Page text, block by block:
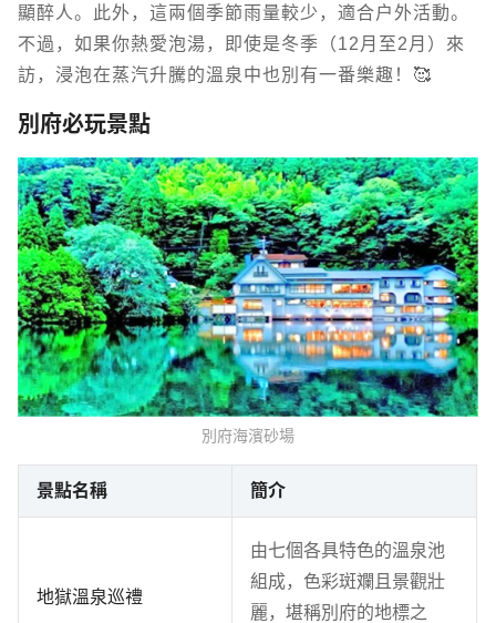
顯醉人。此外，這兩個季節雨量較少，適合戶外活動。
不過，如果你熱愛泡湯，即使是冬季（12月至2月）來
訪，浸泡在蒸汽升騰的溫泉中也別有一番樂趣！🥰
別府必玩景點
別府海濱砂場
景點名稱 簡介
地獄溫泉巡禮
由七個各具特色的溫泉池
組成，色彩斑斕且景觀壯
麗，堪稱別府的地標之